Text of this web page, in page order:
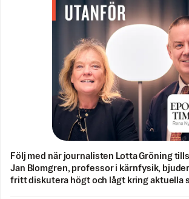
Följ med när journalisten Lotta Gröning
Jan Blomgren, professor i kärnfysik,
fritt diskutera högt och lågt kring aktuella